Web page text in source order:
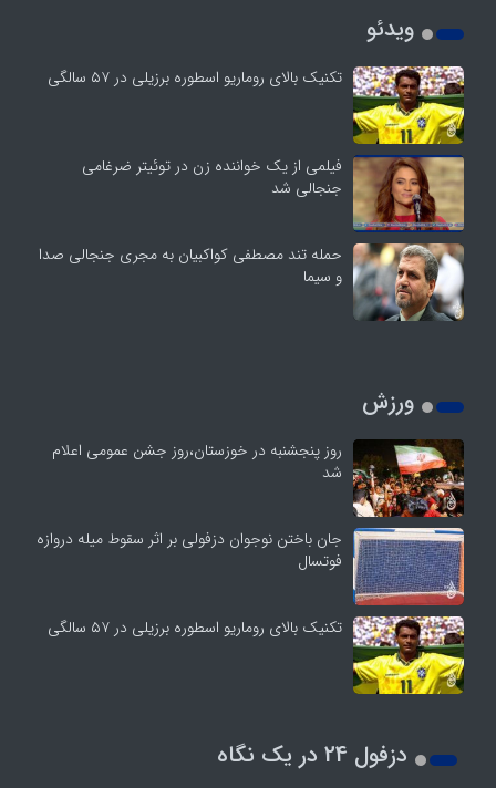
ویدئو
تکنیک بالای روماریو اسطوره برزیلی در ۵۷ سالگی
فیلمی از یک خواننده زن در توئیتر ضرغامی
جنجالی شد
حمله تند مصطفی کواکبیان به مجری جنجالی صدا
و سیما
ورزش
روز پنجشنبه در خوزستان،روز جشن عمومی اعلام
شد
جان باختن نوجوان دزفولی بر اثر سقوط میله دروازه
فوتسال
تکنیک بالای روماریو اسطوره برزیلی در ۵۷ سالگی
دزفول 24 در یک نگاه